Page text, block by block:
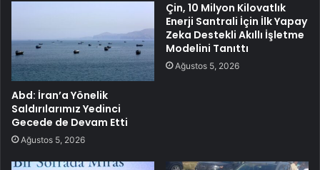
Abd: İran’a Yönelik
Saldırılarımız Yedinci
Gecede de Devam Etti
Ağustos 5, 2026
Çin, 10 Milyon Kilovatlık
Enerji Santrali İçin İlk Yapay
Zeka Destekli Akıllı İşletme
Modelini Tanıttı
Ağustos 5, 2026